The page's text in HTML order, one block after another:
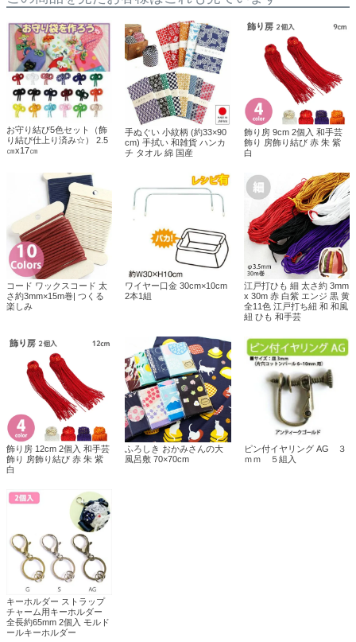
お守り結び5色セット（飾
り結び仕上り済み☆） 2.5
㎝x17㎝
手ぬぐい 小紋柄 (約33×90
cm) 手拭い 和雑貨 ハンカ
チ タオル 綿 国産
飾り房 9cm 2個入 和手芸
飾り 房飾り結び 赤 朱 紫
白
コード ワックスコード 太
さ約3mm×15m巻| つくる
楽しみ
ワイヤー口金 30cm×10cm
2本1組
江戸打ひも 細 太さ約 3mm
x 30m 赤 白紫 エンジ 黒 黄
全11色 江戸打ち紐 和 和風
紐 ひも 和手芸
飾り房 12cm 2個入 和手芸
飾り 房飾り結び 赤 朱 紫
白
ふろしき おかみさんの大
風呂敷 70×70cm
ピン付イヤリング AG ３
ｍｍ ５組入
キーホルダー ストラップ
チャーム用キーホルダー
全長約65mm 2個入 モルド
ールキーホルダー